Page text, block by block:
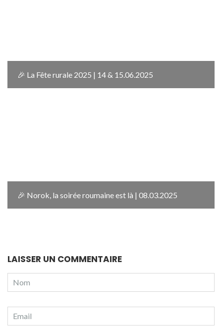
🎉 La Fête rurale 2025 | 14 & 15.06.2025
🎉 Norok, la soirée roumaine est là | 08.03.2025
LAISSER UN COMMENTAIRE